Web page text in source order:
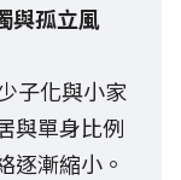
與孤立風
子化與小家
與單身比例
逐漸縮小。